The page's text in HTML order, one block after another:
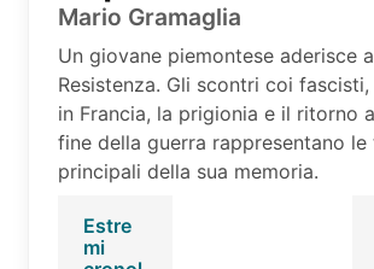
Mario Gramaglia
Un giovane piemontese aderisce
Resistenza. Gli scontri coi
in Francia, la prigionia e il ritorno
fine della guerra rappresentano le
principali della sua memoria.
Estre
mi